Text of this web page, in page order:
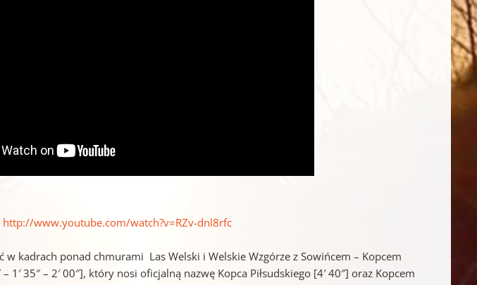
http://www.youtube.com/watch?v=RZv-dnl8rfc
w kadrach ponad chmurami Las Welski i Welskie Wzgórze z Sowińcem – Kopcem
1′ 35″ – 2′ 00″], który nosi oficjalną nazwę Kopca Piłsudskiego [4′ 40″] oraz Kopcem